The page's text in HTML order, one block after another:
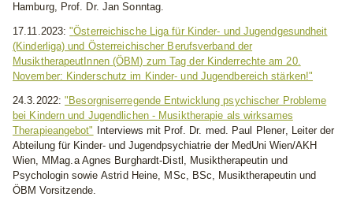
Hamburg, Prof. Dr. Jan Sonntag.
17.11.2023:"Österreichische Liga für Kinder- und Jugendgesundheit
(Kinderliga) und Österreichischer Berufsverband der
MusiktherapeutInnen (ÖBM) zum Tag der Kinderrechte am 20.
November: Kinderschutz im Kinder- und Jugendbereich stärken!"
24.3.2022:"Besorgniserregende Entwicklung psychischer Probleme
bei Kindern und Jugendlichen - Musiktherapie als wirksames
Therapieangebot"
Interviews mit Prof. Dr. med. Paul Plener, Leiter der
Abteilung für Kinder- und Jugendpsychiatrie der MedUni Wien/AKH
Wien, MMag.a Agnes Burghardt-Distl , Musiktherapeutin und
Psychologin sowie Astrid Heine, MSc, BSc, Musiktherapeutin und
ÖBM Vorsitzende.